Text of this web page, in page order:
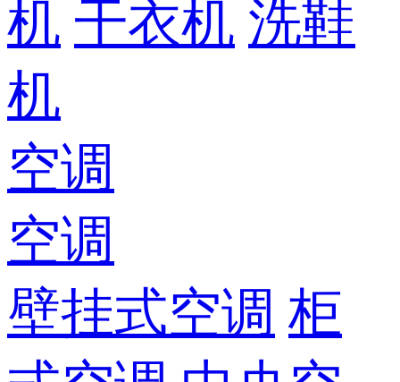
机 干衣机 洗鞋
机
空调
空调
壁挂式空调 柜